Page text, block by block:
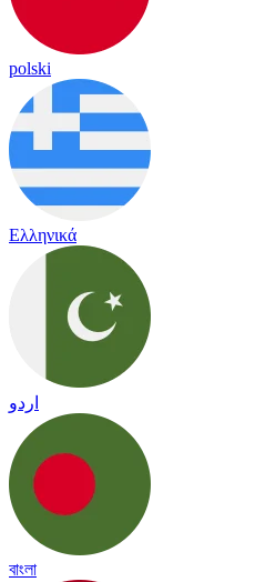
polski
Ελληνικά
اردو
বাংলা